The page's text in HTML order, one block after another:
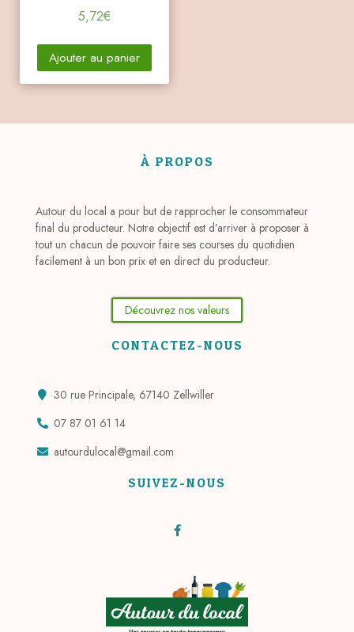
5,72€
Ajouter au panier
À PROPOS
Autour du local a pour but de rapprocher le consommateur
final du producteur. Notre objectif est d’arriver à proposer à
tout un chacun de pouvoir faire ses courses du quotidien
facilement à un bon prix et en direct du producteur.
Découvrez nos valeurs
CONTACTEZ-NOUS
30 rue Principale, 67140 Zellwiller
07 87 01 61 14
autourdulocal@gmail.com
SUIVEZ-NOUS